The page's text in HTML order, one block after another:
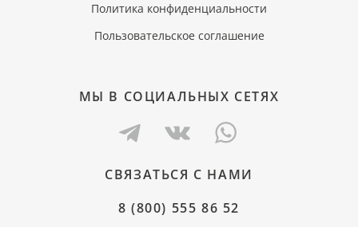
Политика конфиденциальности
Пользовательское соглашение
МЫ В СОЦИАЛЬНЫХ СЕТЯХ
СВЯЗАТЬСЯ С НАМИ
8 (800) 555 86 52